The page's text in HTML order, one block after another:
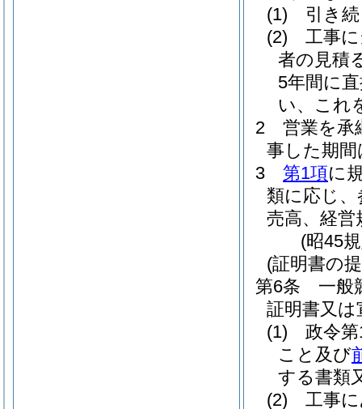
(1)
引き
(2)
工事
者の見積
5年間に
い、これ
2
営業を承
事した期
3
第1項に
類に応じ
売高、経営
(昭45
(証明書の
第6条
一般
証明書又
(1)
政令
こと及び
する書類
(2)
工事